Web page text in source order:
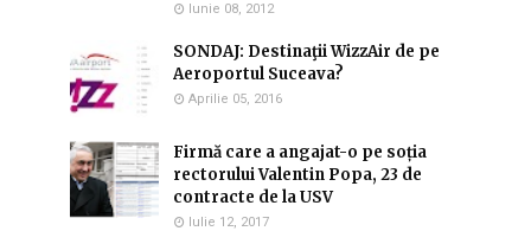
Iunie 08, 2012
SONDAJ: Destinaţii WizzAir de pe
Aeroportul Suceava?
Aprilie 05, 2016
Firmă care a angajat-o pe soția
rectorului Valentin Popa, 23 de
contracte de la USV
Iulie 12, 2017